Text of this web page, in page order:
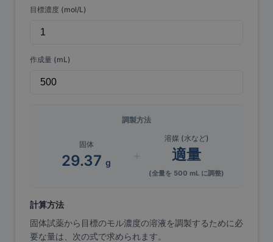
目標濃度 (mol/L)
作成量 (mL)
調製方法
固体
29.37 g
溶媒 (水など)
適量
(全量を 500 mL に調整)
計算方法
固体試薬から目標のモル濃度の溶液を調製するために必
要な量は、次の式で求められます。